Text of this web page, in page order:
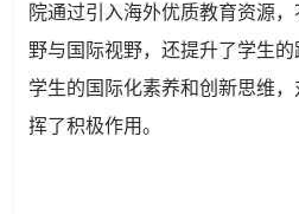
院通过引入海外优质教育资源
野与国际视野，还提升了学生
学生的国际化素养和创新思维
挥了积极作用。